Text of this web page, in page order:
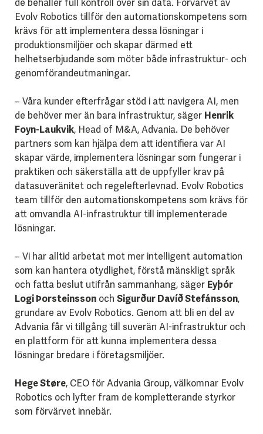
de behåller full kontroll över sin data. Förvärvet av
Evolv Robotics tillför den automationskompetens som
krävs för att implementera dessa lösningar i
produktionsmiljöer och skapar därmed ett
helhetserbjudande som möter både infrastruktur- och
genomförandeutmaningar.
– Våra kunder efterfrågar stöd i att navigera AI, men
de behöver mer än bara infrastruktur, säger Henrik
Foyn-Laukvik, Head of M&A, Advania. De behöver
partners som kan hjälpa dem att identifiera var AI
skapar värde, implementera lösningar som fungerar i
praktiken och säkerställa att de uppfyller krav på
datasuveränitet och regelefterlevnad. Evolv Robotics
team tillför den automationskompetens som krävs för
att omvandla AI-infrastruktur till implementerade
lösningar.
– Vi har alltid arbetat mot mer intelligent automation
som kan hantera otydlighet, förstå mänskligt språk
och fatta beslut utifrån sammanhang, säger Eyþór
Logi Þorsteinssonoch Sigurður Davíð Stefánsson,
grundare av Evolv Robotics. Genom att bli en del av
Advania får vi tillgång till suverän AI-infrastruktur och
en plattform för att kunna implementera dessa
lösningar bredare i företagsmiljöer.
Hege Støre, CEO för Advania Group, välkomnar Evolv
Robotics och lyfter fram de kompletterande styrkor
som förvärvet innebär.